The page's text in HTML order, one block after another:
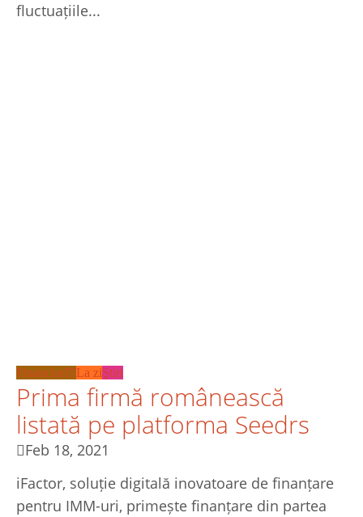
fluctuațiile...
Financiar IT La ziŞtiri
Prima firmă românească
listată pe platforma Seedrs
Feb 18, 2021
iFactor, soluție digitală inovatoare de finanțare
pentru IMM-uri, primește finanțare din partea